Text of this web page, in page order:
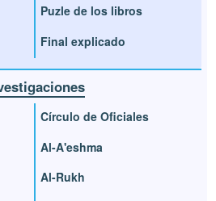
Puzle de los libros
Final explicado
Círculo de Oficiales
Al-A'eshma
Al-Rukh